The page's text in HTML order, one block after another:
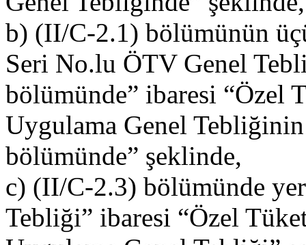
b) (II/C-2.1) bölümünün
Seri No.lu ÖTV Genel
bölümünde” ibaresi “Özel
Uygulama Genel
bölümünde” şeklinde,
c) (II/C-2.3) bölümünde
Tebliği” ibaresi “Özel